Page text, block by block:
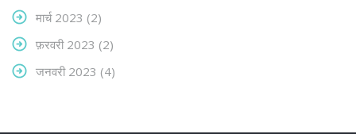
मार्च 2023 (2)
फ़रवरी 2023 (2)
जनवरी 2023 (4)